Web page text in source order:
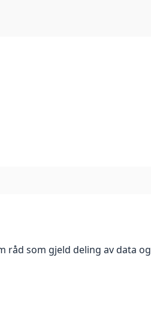
råd som gjeld deling av data og